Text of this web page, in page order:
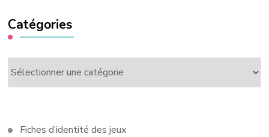
Catégories
Catégories
Fiches d’identité des jeux